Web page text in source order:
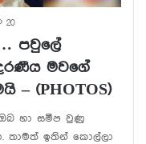
20
පවුලේ
මවගේ
(PHOTOS)
ඔබ හා සමීප වුණු
තාමත් ඉතින් කොල්ලා